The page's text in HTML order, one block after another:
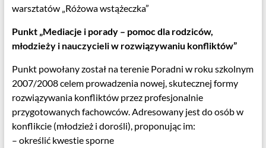
warsztatów „Różowa wstążeczka”
Punkt „Mediacje i porady – pomoc dla rodziców,
młodzieży i nauczycieli w rozwiązywaniu konfliktów”
Punkt powołany został na terenie Poradni w roku szkolnym
2007/2008 celem prowadzenia nowej, skutecznej formy
rozwiązywania konfliktów przez profesjonalnie
przygotowanych fachowców. Adresowany jest do osób w
konflikcie (młodzież i dorośli), proponując im:
– określić kwestie sporne